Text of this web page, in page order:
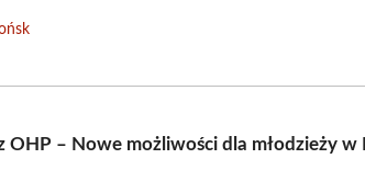
OHP – Nowe możliwości dla młodzieży w